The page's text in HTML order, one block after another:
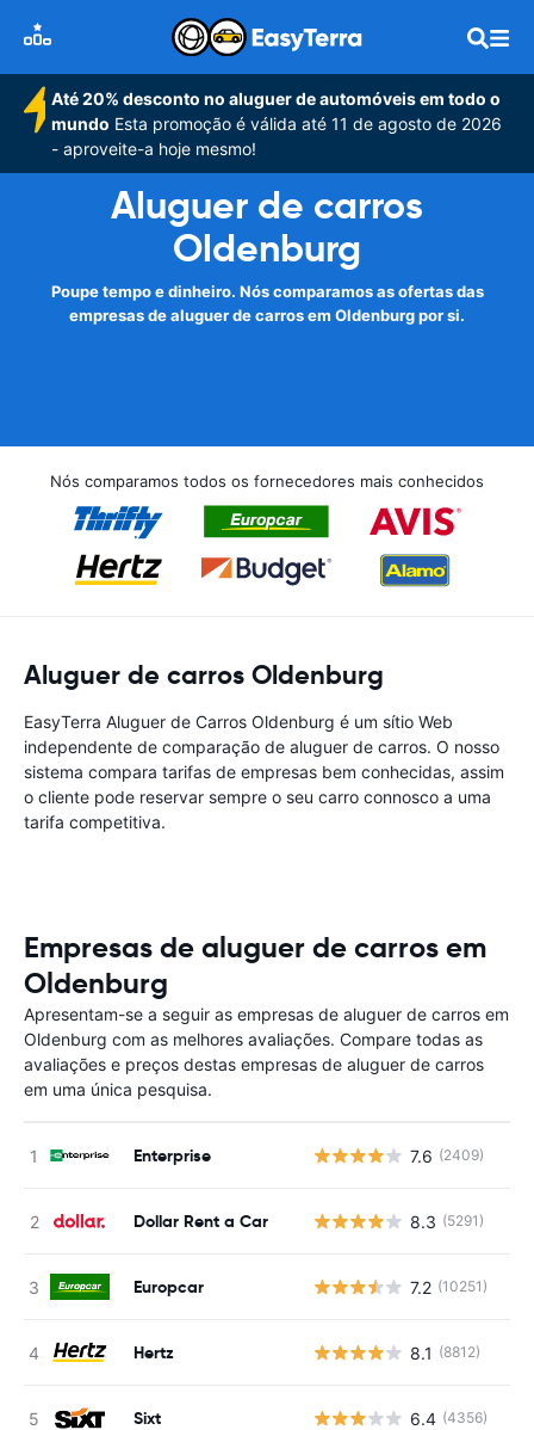
Até 20% desconto no aluguer de automóveis em todo o
mundo Esta promoção é válida até 11 de agosto de 2026
- aproveite-a hoje mesmo!
Aluguer de carros
Oldenburg
Poupe tempo e dinheiro. Nós comparamos as ofertas das
empresas de aluguer de carros em Oldenburg por si.
Nós comparamos todos os fornecedores mais conhecidos
Aluguer de carros Oldenburg
EasyTerra Aluguer de Carros Oldenburg é um sítio Web
independente de comparação de aluguer de carros. O nosso
sistema compara tarifas de empresas bem conhecidas, assim
o cliente pode reservar sempre o seu carro connosco a uma
tarifa competitiva.
Empresas de aluguer de carros em
Oldenburg
Apresentam-se a seguir as empresas de aluguer de carros em
Oldenburg com as melhores avaliações. Compare todas as
avaliações e preços destas empresas de aluguer de carros
em uma única pesquisa.
Enterprise 7.6 (2409)
Dollar Rent a Car 8.3 (5291)
Europcar 7.2 (10251)
Hertz 8.1 (8812)
Sixt 6.4 (4356)